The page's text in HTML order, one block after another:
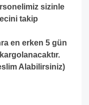
sizinle
takip
en erken 5 gün
Alabilirsiniz)